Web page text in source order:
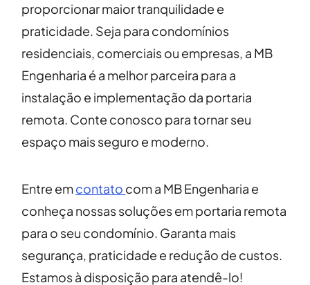
proporcionar maior tranquilidade e
praticidade. Seja para condomínios
residenciais, comerciais ou empresas, a MB
Engenharia é a melhor parceira para a
instalação e implementação da portaria
remota. Conte conosco para tornar seu
espaço mais seguro e moderno.
Entre emcontato com a MB Engenharia e
conheça nossas soluções em portaria remota
para o seu condomínio. Garanta mais
segurança, praticidade e redução de custos.
Estamos à disposição para atendê-lo!